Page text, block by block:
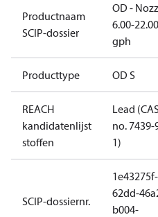
Productnaam
SCIP-dossier
OD -
6.00-22.00
gph
Producttype OD S
REACH
kandidatenlijst
stoffen
Lead
no. 7439-
1)
SCIP-dossiernr.
1e43275f-
62dd-
b004-